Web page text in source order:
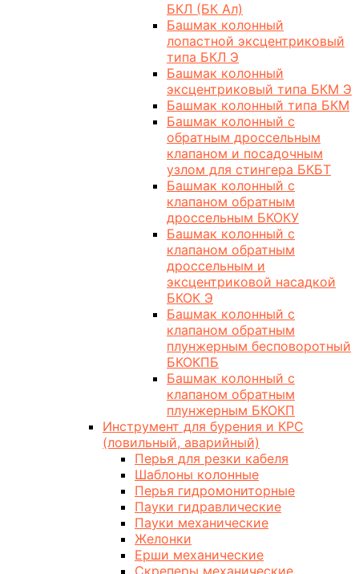
БКЛ (БК Ал)
Башмак колонный
лопастной эксцентриковый
типа БКЛ Э
Башмак колонный
эксцентриковый типа БКМ Э
Башмак колонный типа БКМ
Башмак колонный с
обратным дроссельным
клапаном и посадочным
узлом для стингера БКБТ
Башмак колонный с
клапаном обратным
дроссельным БКОКУ
Башмак колонный с
клапаном обратным
дроссельным и
эксцентриковой насадкой
БКОК Э
Башмак колонный с
клапаном обратным
плунжерным бесповоротный
БКОКПБ
Башмак колонный с
клапаном обратным
плунжерным БКОКП
Инструмент для бурения и КРС
(ловильный, аварийный)
Перья для резки кабеля
Шаблоны колонные
Перья гидромониторные
Пауки гидравлические
Пауки механические
Желонки
Ерши механические
Скреперы механические